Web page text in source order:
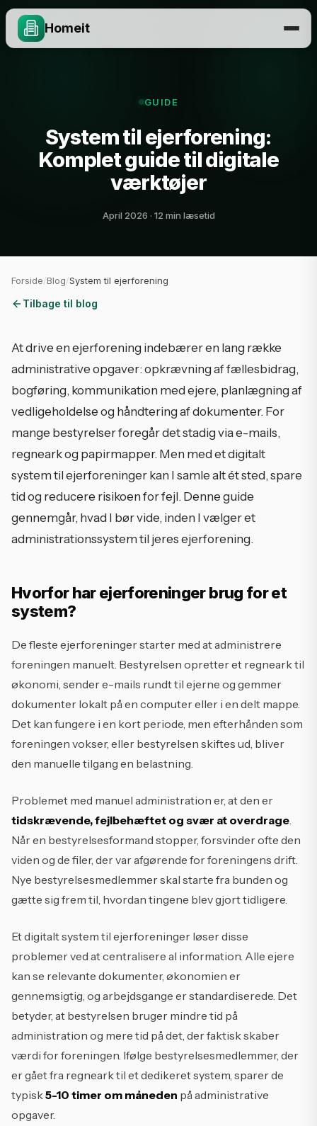
Homeit
GUIDE
System til ejerforening:
Komplet guide til digitale
værktøjer
April 2026 · 12 min læsetid
Forside/Blog/System til ejerforening
Tilbage til blog
At drive en ejerforening indebærer en lang række
administrative opgaver: opkrævning af fællesbidrag,
bogføring, kommunikation med ejere, planlægning af
vedligeholdelse og håndtering af dokumenter. For
mange bestyrelser foregår det stadig via e-mails,
regneark og papirmapper. Men med et digitalt
system til ejerforeninger kan I samle alt ét sted, spare
tid og reducere risikoen for fejl. Denne guide
gennemgår, hvad I bør vide, inden I vælger et
administrationssystem til jeres ejerforening.
Hvorfor har ejerforeninger brug for et
system?
De fleste ejerforeninger starter med at administrere
foreningen manuelt. Bestyrelsen opretter et regneark til
økonomi, sender e-mails rundt til ejerne og gemmer
dokumenter lokalt på en computer eller i en delt mappe.
Det kan fungere i en kort periode, men efterhånden som
foreningen vokser, eller bestyrelsen skiftes ud, bliver
den manuelle tilgang en belastning.
Problemet med manuel administration er, at den er
tidskrævende, fejlbehæftet og svær at overdrage.
Når en bestyrelsesformand stopper, forsvinder ofte den
viden og de filer, der var afgørende for foreningens drift.
Nye bestyrelsesmedlemmer skal starte fra bunden og
gætte sig frem til, hvordan tingene blev gjort tidligere.
Et digitalt system til ejerforeninger løser disse
problemer ved at centralisere al information. Alle ejere
kan se relevante dokumenter, økonomien er
gennemsigtig, og arbejdsgange er standardiserede. Det
betyder, at bestyrelsen bruger mindre tid på
administration og mere tid på det, der faktisk skaber
værdi for foreningen. Ifølge bestyrelsesmedlemmer, der
er gået fra regneark til et dedikeret system, sparer de
typisk5-10 timer om måneden på administrative
opgaver.